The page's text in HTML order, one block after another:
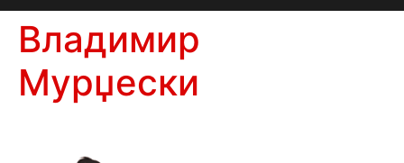
Владимир
Мурџески